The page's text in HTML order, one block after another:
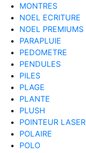
MONTRES
NOEL ECRITURE
NOEL PREMIUMS
PARAPLUIE
PEDOMETRE
PENDULES
PILES
PLAGE
PLANTE
PLUSH
POINTEUR LASER
POLAIRE
POLO